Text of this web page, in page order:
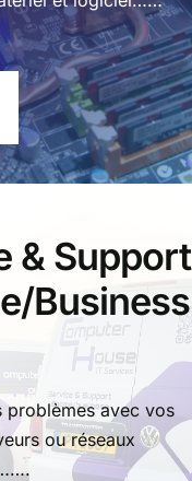
& Support
Business
problèmes avec vos
ou réseaux